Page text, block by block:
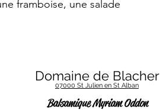
framboise, une salade
Domaine de Blacher
07000 St Julien en St Alban
Balsamique Myriam Oddon